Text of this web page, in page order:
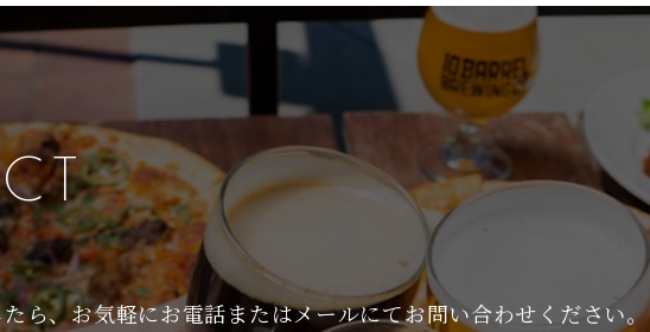
ら、お気軽にお電話またはメールにてお問い合わせください。